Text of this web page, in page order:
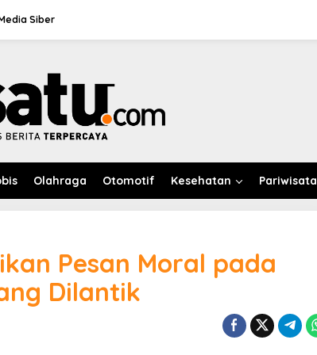
Siber
Olahraga Otomotif Kesehatan Pariwisata
Pesan Moral pada
Dilantik